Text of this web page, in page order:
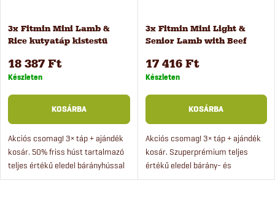
3x Fitmin Mini Lamb &
Rice kutyatáp kistestű
18 387 Ft
Készleten
KOSÁRBA
Akciós csomag! 3× táp + ajándék
kosár. 50% friss húst tartalmazó
teljes értékű eledel bárányhússal
és rizzsel kistestű kutyáknak.
3x Fitmin Mini Light &
Senior Lamb with Beef
17 416 Ft
Készleten
KOSÁRBA
Akciós csomag! 3× táp + ajándék
kosár. Szuperprémium teljes
értékű eledel bárány- és
marhahússal, rizzsel és borsóval.